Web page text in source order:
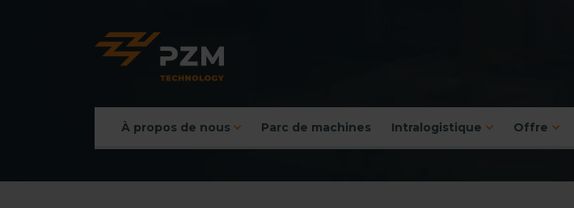
Menu principal
À propos de nous Parc de machines Intralogistique Offre